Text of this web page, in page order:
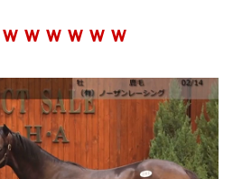
ｗｗｗｗｗ